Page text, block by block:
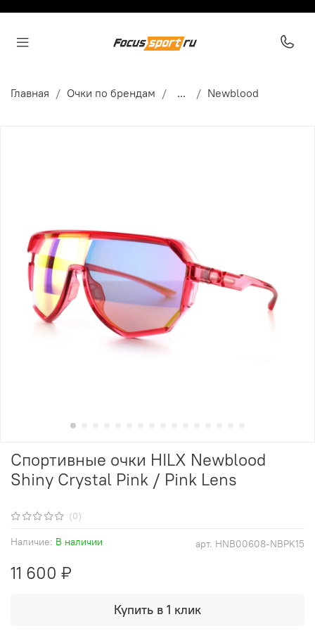
Главная Очки по брендам ... Newblood
(0)
арт. HNB00608-NBPK15
Наличие: В наличии
Спортивные очки HILX Newblood
Shiny Crystal Pink / Pink Lens
11 600 ₽
Купить в 1 клик